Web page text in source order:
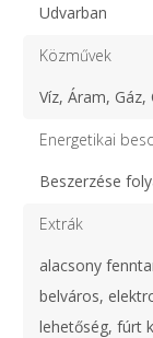
Udvarban
Közművek
Víz, Áram, Gáz,
Energetikai
Beszerzése
Extrák
alacsony
belváros,
lehetőség, fúrt